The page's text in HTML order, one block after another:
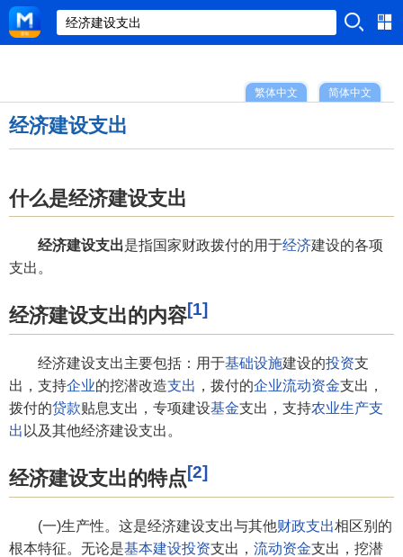
简体中文
繁体中文
经济建设支出
什么是经济建设支出
经济建设支出是指国家财政拨付的用于经济建设的各项
支出。
经济建设支出的内容[1]
经济建设支出主要包括：用于基础设施建设的投资支
出，支持企业的挖潜改造支出 ，拨付的企业流动资金支出，
拨付的贷款贴息支出，专项建设基金支出，支持农业生产支
出 以及其他经济建设支出。
经济建设支出的特点[2]
(一)生产性。这是经济建设支出与其他财政支出相区别的
根本特征。无论是基本建设投资支出， 流动资金支出，挖潜